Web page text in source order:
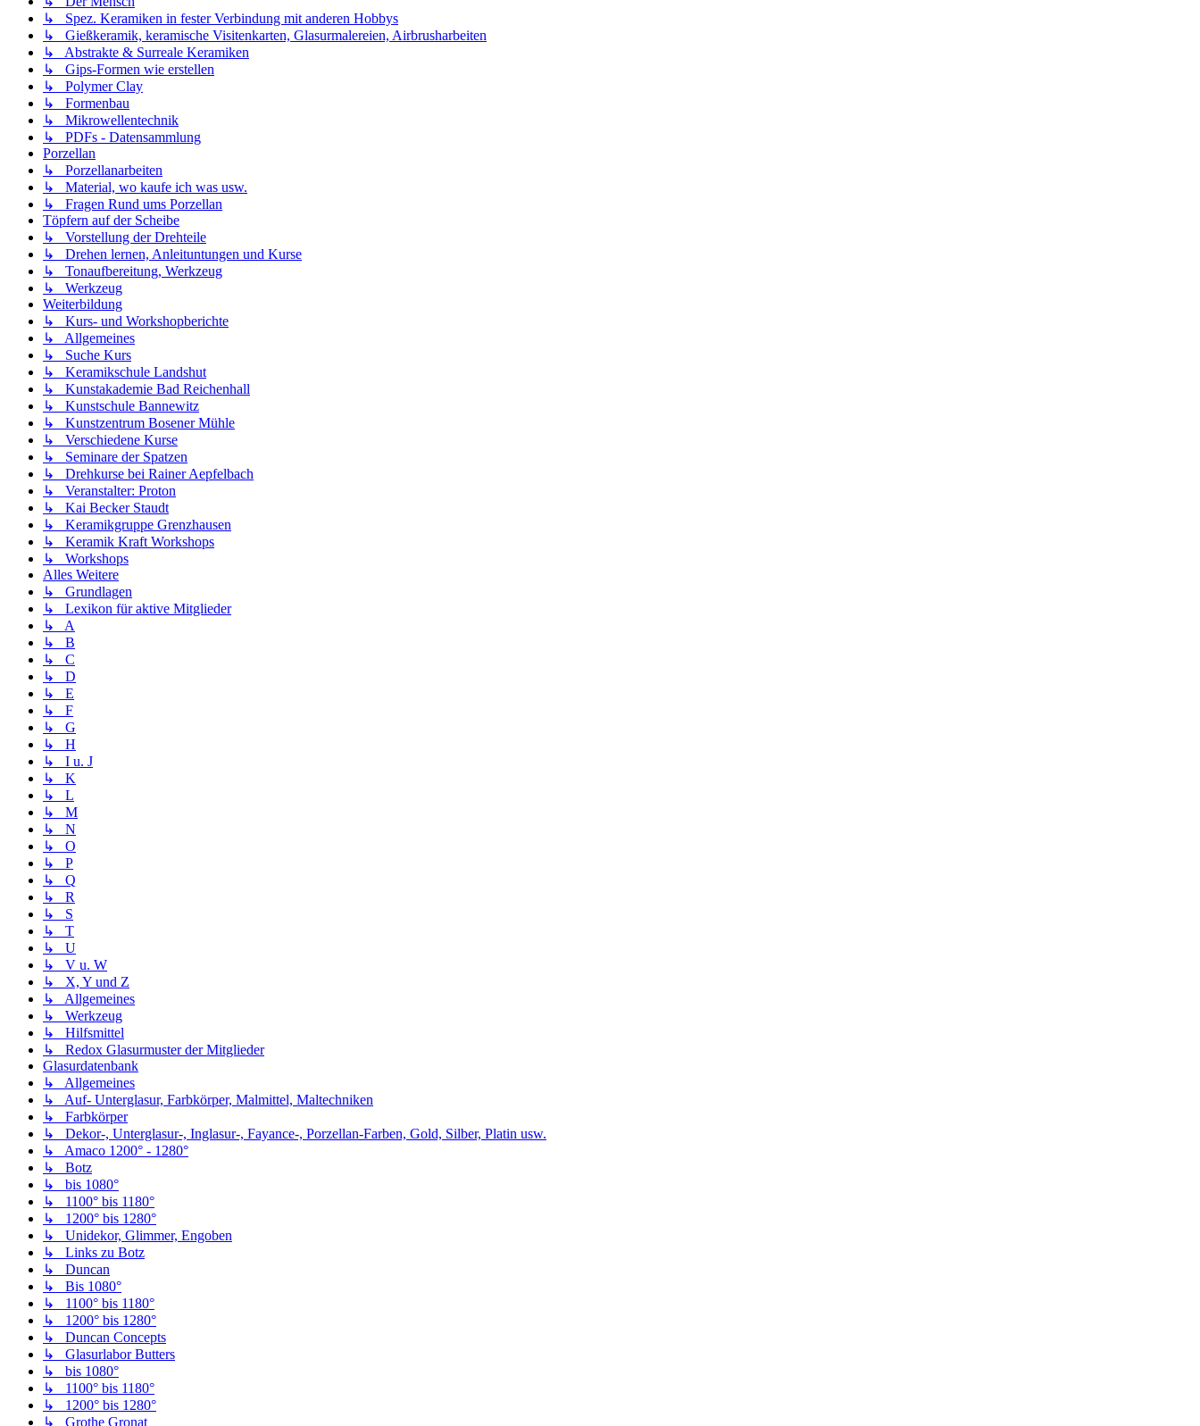
↳ Spez. Keramiken in fester Verbindung mit anderen Hobbys
↳ Gießkeramik, keramische Visitenkarten, Glasurmalereien, Airbrusharbeiten
↳ Abstrakte & Surreale Keramiken
↳ Gips-Formen wie erstellen
↳ Polymer Clay
↳ Formenbau
↳ Mikrowellentechnik
↳ PDFs - Datensammlung
Porzellan
↳ Porzellanarbeiten
↳ Material, wo kaufe ich was usw.
↳ Fragen Rund ums Porzellan
Töpfern auf der Scheibe
↳ Vorstellung der Drehteile
↳ Drehen lernen, Anleituntungen und Kurse
↳ Tonaufbereitung, Werkzeug
↳ Werkzeug
Weiterbildung
↳ Kurs- und Workshopberichte
↳ Allgemeines
↳ Suche Kurs
↳ Keramikschule Landshut
↳ Kunstakademie Bad Reichenhall
↳ Kunstschule Bannewitz
↳ Kunstzentrum Bosener Mühle
↳ Verschiedene Kurse
↳ Seminare der Spatzen
↳ Drehkurse bei Rainer Aepfelbach
↳ Veranstalter: Proton
↳ Kai Becker Staudt
↳ Keramikgruppe Grenzhausen
↳ Keramik Kraft Workshops
↳ Workshops
Alles Weitere
↳ Grundlagen
↳ Lexikon für aktive Mitglieder
↳ A
↳ B
↳ C
↳ D
↳ E
↳ F
↳ G
↳ H
↳ I u. J
↳ K
↳ L
↳ M
↳ N
↳ O
↳ P
↳ Q
↳ R
↳ S
↳ T
↳ U
↳ V u. W
↳ X, Y und Z
↳ Allgemeines
↳ Werkzeug
↳ Hilfsmittel
↳ Redox Glasurmuster der Mitglieder
Glasurdatenbank
↳ Allgemeines
↳ Auf- Unterglasur, Farbkörper, Malmittel, Maltechniken
↳ Farbkörper
↳ Dekor-, Unterglasur-, Inglasur-, Fayance-, Porzellan-Farben, Gold, Silber, Platin usw.
↳ Amaco 1200° - 1280°
↳ Botz
↳ bis 1080°
↳ 1100° bis 1180°
↳ 1200° bis 1280°
↳ Unidekor, Glimmer, Engoben
↳ Links zu Botz
↳ Duncan
↳ Bis 1080°
↳ 1100° bis 1180°
↳ 1200° bis 1280°
↳ Duncan Concepts
↳ Glasurlabor Butters
↳ bis 1080°
↳ 1100° bis 1180°
↳ 1200° bis 1280°
↳ Grothe Gronat